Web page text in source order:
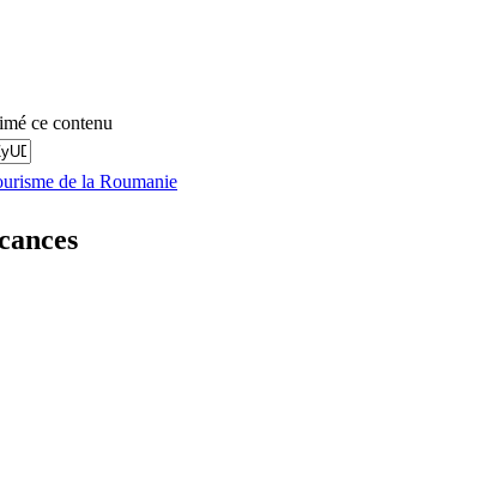
ce contenu
de la Roumanie